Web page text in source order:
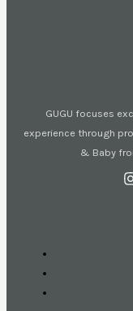
GUGU focuses
experience through
& Baby